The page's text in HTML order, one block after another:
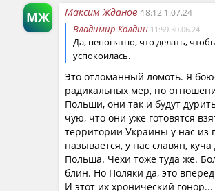
власти приходит профашистский
главе с диктатором Пилсудским.
два проекта в духе ягеллонской
«Прометеизм» и «Междуморье».
Предлагалось расчленение СССР по
швам, объединение Польшей малых
народностей и восточноевропейских
создание между Балтийским,
Черным морями враждебного России
государств. Активным проводником
был редактор журнала «Бунт молодых»
МЖ Максим Жданов 18:12 1.07.24
Владимир Колдин 11:59 30.06.24
Да, непонятно, что делать,
успокоилась.
Это отломанный ломоть. Я
радикальных мер, по
Польши, они так и будут
чую, что они уже готовятся
территории Украины у нас из
называется, у нас славян,
Польша. Чехи тоже туда же.
блин. Но Поляки да, это
И этот их хронический гонор...